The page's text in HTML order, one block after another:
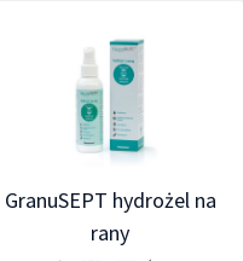
GranuSEPT hydrożel na
rany